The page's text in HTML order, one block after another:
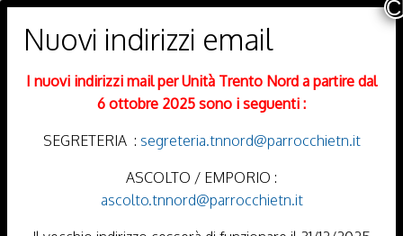
Trento Nord
DIOCESI DI TRENTO
I nuovi indirizzi mail per Unità Trento Nord a partire dal
6 ottobre 2025 sono i seguenti :
SEGRETERIA : segreteria.tnnord@parrocchietn.it
ASCOLTO / EMPORIO :
ascolto.tnnord@parrocchietn.it